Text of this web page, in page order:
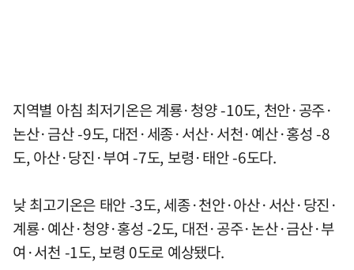
지역별 아침 최저기온은 계룡·청양 -10도, 천안·공주·
논산·금산 -9도, 대전·세종·서산·서천·예산·홍성 -8
도, 아산·당진·부여 -7도, 보령·태안 -6도다.
낮 최고기온은 태안 -3도, 세종·천안·아산·서산·당진·
계룡·예산·청양·홍성 -2도, 대전·공주·논산·금산·부
여·서천 -1도, 보령 0도로 예상됐다.